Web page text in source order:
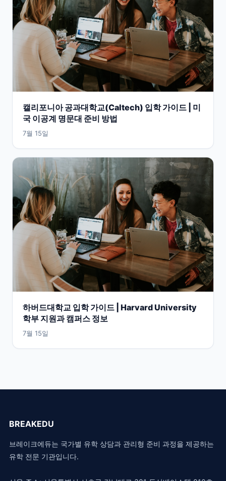
캘리포니아 공과대학교(Caltech) 입학 가이드 | 미
국 이공계 명문대 준비 방법
7월 15일
하버드대학교 입학 가이드 | Harvard University
학부 지원과 캠퍼스 정보
7월 15일
BREAKEDU
브레이크에듀는 국가별 유학 상담과 관리형 준비 과정을 제공하는
유학 전문 기관입니다.